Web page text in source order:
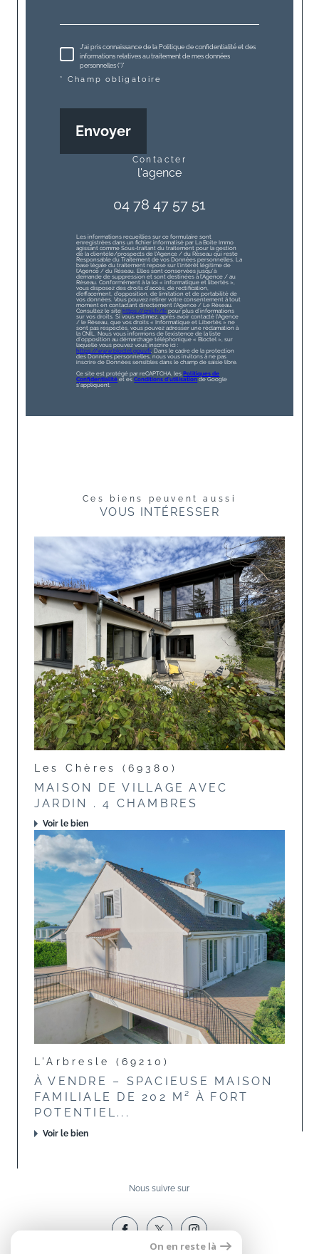
J'ai pris connaissance de la Politique de confidentialité et des
informations relatives au traitement de mes données
personnelles (*)*
* Champ obligatoire
Envoyer
contacter
l'agence
04 78 47 57 51
Les informations recueillies sur ce formulaire sont
enregistrées dans un fichier informatisé par La Boite Immo
agissant comme Sous-traitant du traitement pour la gestion
de la clientèle/prospects de l'Agence / du Réseau qui reste
Responsable du Traitement de vos Données personnelles. La
base légale du traitement repose sur l'intérêt légitime de
l'Agence / du Réseau. Elles sont conservées jusqu'à
demande de suppression et sont destinées à l'Agence / au
Réseau. Conformément à la loi « informatique et libertés »,
vous disposez des droits d’accès, de rectification,
d’effacement, d’opposition, de limitation et de portabilité de
vos données. Vous pouvez retirer votre consentement à tout
moment en contactant directement l’Agence / Le Réseau.
Consultez le sitehttps://cnil.fr/fr pour plus d’informations
sur vos droits. Si vous estimez, après avoir contacté l'Agence
/ le Réseau, que vos droits « Informatique et Libertés » ne
sont pas respectés, vous pouvez adresser une réclamation à
la CNIL. Nous vous informons de l’existence de la liste
d'opposition au démarchage téléphonique « Bloctel », sur
laquelle vous pouvez vous inscrire ici :
https://www.bloctel.gouv.fr. Dans le cadre de la protection
des Données personnelles, nous vous invitons à ne pas
inscrire de Données sensibles dans le champ de saisie libre.
Ce site est protégé par reCAPTCHA, lesPolitiques de
Confidentialité et esConditions d'utilisationde Google
s'appliquent.
Ces biens peuvent aussi
VOUS INTÉRESSER
Les Chères (69380)
MAISON DE VILLAGE AVEC
JARDIN . 4 CHAMBRES
Voir le bien
L'Arbresle (69210)
À VENDRE – SPACIEUSE MAISON
FAMILIALE DE 202 M² À FORT
POTENTIEL...
Voir le bien
Nous suivre sur
On en reste là